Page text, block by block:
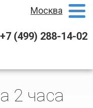
Москва
+7 (499) 288-14-02
2 часа